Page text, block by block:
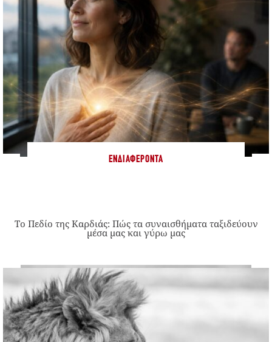
ΕΝΔΙΑΦΈΡΟΝΤΑ
Το Πεδίο της Καρδιάς: Πώς τα συναισθήματα ταξιδεύουν
μέσα μας και γύρω μας